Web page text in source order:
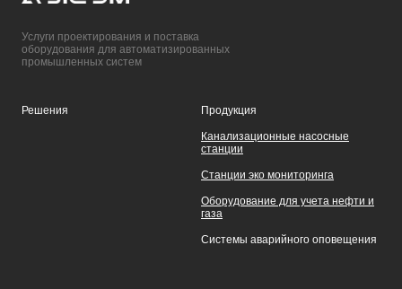
Услуги проектирования и поставка
оборудования для автоматизированных
промышленных систем
Решения Продукция
Канализационные насосные
станции
Станции эко мониторинга
Оборудование для учета нефти и
газа
Системы аварийного оповещения